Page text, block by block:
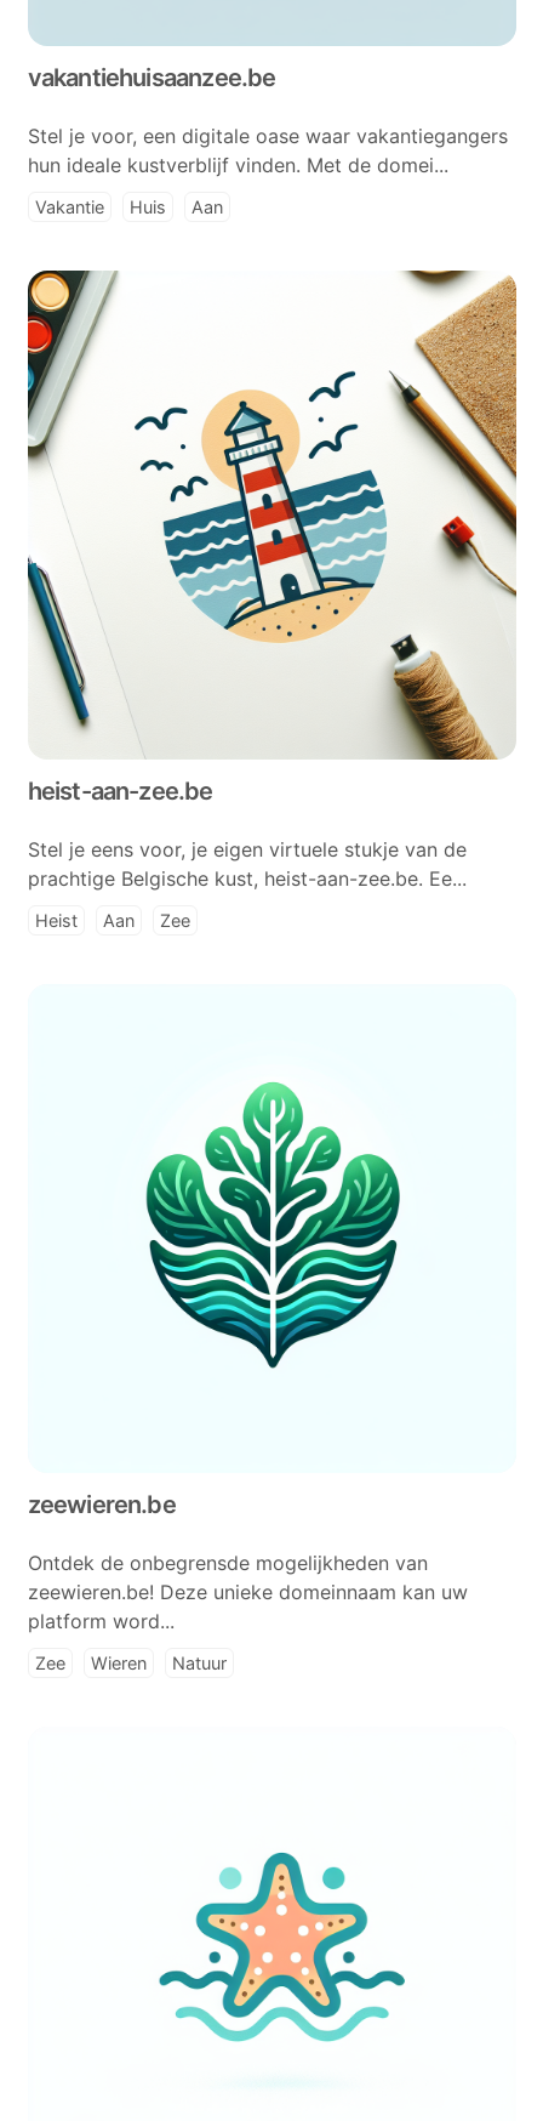
vakantiehuisaanzee.be
Stel je voor, een digitale oase waar vakantiegangers
hun ideale kustverblijf vinden. Met de domei...
Vakantie Huis Aan
heist-aan-zee.be
Stel je eens voor, je eigen virtuele stukje van de
prachtige Belgische kust, heist-aan-zee.be. Ee...
Heist Aan Zee
zeewieren.be
Ontdek de onbegrensde mogelijkheden van
zeewieren.be! Deze unieke domeinnaam kan uw
platform word...
Zee Wieren Natuur